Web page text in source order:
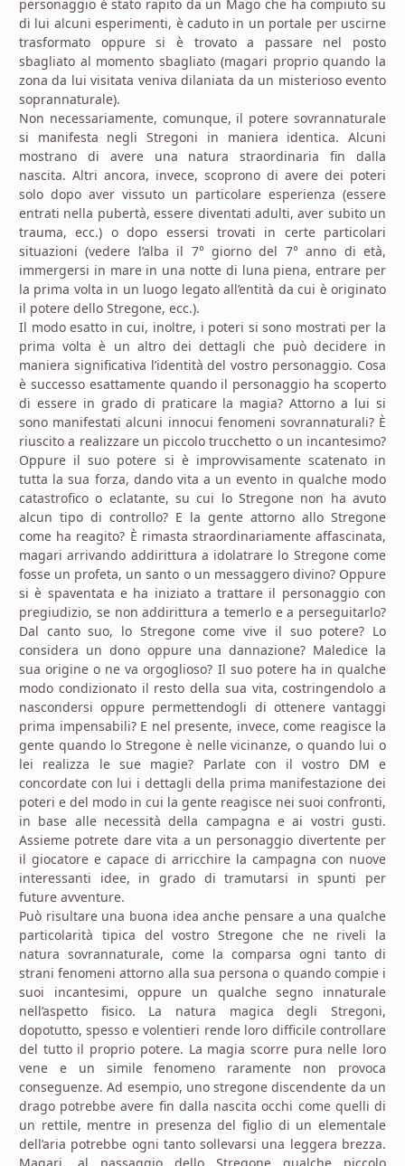
personaggio è stato rapito da un Mago che ha compiuto su
di lui alcuni esperimenti, è caduto in un portale per uscirne
trasformato oppure si è trovato a passare nel posto
sbagliato al momento sbagliato (magari proprio quando la
zona da lui visitata veniva dilaniata da un misterioso evento
soprannaturale).
Non necessariamente, comunque, il potere sovrannaturale
si manifesta negli Stregoni in maniera identica. Alcuni
mostrano di avere una natura straordinaria fin dalla
nascita. Altri ancora, invece, scoprono di avere dei poteri
solo dopo aver vissuto un particolare esperienza (essere
entrati nella pubertà, essere diventati adulti, aver subito un
trauma, ecc.) o dopo essersi trovati in certe particolari
situazioni (vedere l’alba il 7° giorno del 7° anno di età,
immergersi in mare in una notte di luna piena, entrare per
la prima volta in un luogo legato all’entità da cui è originato
il potere dello Stregone, ecc.).
Il modo esatto in cui, inoltre, i poteri si sono mostrati per la
prima volta è un altro dei dettagli che può decidere in
maniera significativa l’identità del vostro personaggio. Cosa
è successo esattamente quando il personaggio ha scoperto
di essere in grado di praticare la magia? Attorno a lui si
sono manifestati alcuni innocui fenomeni sovrannaturali? È
riuscito a realizzare un piccolo trucchetto o un incantesimo?
Oppure il suo potere si è improvvisamente scatenato in
tutta la sua forza, dando vita a un evento in qualche modo
catastrofico o eclatante, su cui lo Stregone non ha avuto
alcun tipo di controllo? E la gente attorno allo Stregone
come ha reagito? È rimasta straordinariamente affascinata,
magari arrivando addirittura a idolatrare lo Stregone come
fosse un profeta, un santo o un messaggero divino? Oppure
si è spaventata e ha iniziato a trattare il personaggio con
pregiudizio, se non addirittura a temerlo e a perseguitarlo?
Dal canto suo, lo Stregone come vive il suo potere? Lo
considera un dono oppure una dannazione? Maledice la
sua origine o ne va orgoglioso? Il suo potere ha in qualche
modo condizionato il resto della sua vita, costringendolo a
nascondersi oppure permettendogli di ottenere vantaggi
prima impensabili? E nel presente, invece, come reagisce la
gente quando lo Stregone è nelle vicinanze, o quando lui o
lei realizza le sue magie? Parlate con il vostro DM e
concordate con lui i dettagli della prima manifestazione dei
poteri e del modo in cui la gente reagisce nei suoi confronti,
in base alle necessità della campagna e ai vostri gusti.
Assieme potrete dare vita a un personaggio divertente per
il giocatore e capace di arricchire la campagna con nuove
interessanti idee, in grado di tramutarsi in spunti per
future avventure.
Può risultare una buona idea anche pensare a una qualche
particolarità tipica del vostro Stregone che ne riveli la
natura sovrannaturale, come la comparsa ogni tanto di
strani fenomeni attorno alla sua persona o quando compie i
suoi incantesimi, oppure un qualche segno innaturale
nell’aspetto fisico. La natura magica degli Stregoni,
dopotutto, spesso e volentieri rende loro difficile controllare
del tutto il proprio potere. La magia scorre pura nelle loro
vene e un simile fenomeno raramente non provoca
conseguenze. Ad esempio, uno stregone discendente da un
drago potrebbe avere fin dalla nascita occhi come quelli di
un rettile, mentre in presenza del figlio di un elementale
dell’aria potrebbe ogni tanto sollevarsi una leggera brezza.